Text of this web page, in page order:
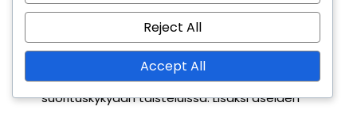
pelistrategiaasi. Esimerkiksi hahmojen
kokemuspisteiden käyttäminen heti
hahmojesi tason nostamisen jälkeen voi
merkittävästi parantaa heidän
suorituskykyään taisteluissa. Lisäksi aseiden
Reject All
Accept All